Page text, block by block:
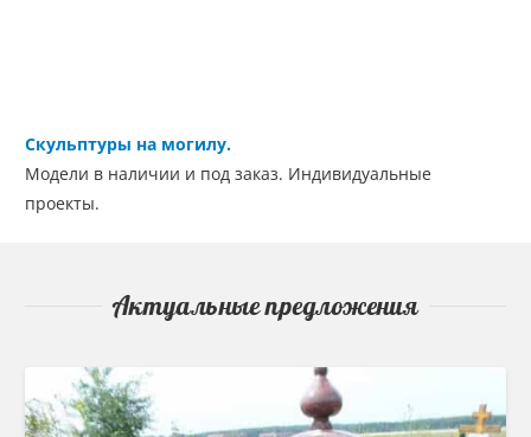
Скульптуры на могилу.
Модели в наличии и под заказ. Индивидуальные
проекты.
Актуальные предложения